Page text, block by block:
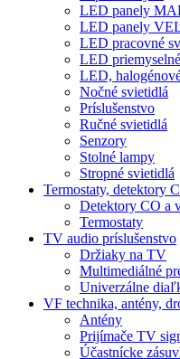
LED panely
LED panely
LED pracovné
LED
LED,
Nočné svietidlá
Príslušenstvo
Ručné svietidlá
Senzory
Stolné lampy
Stropné svietidlá
Termostaty, detektory
Detektory CO a
Termostaty
TV audio príslušenstvo
Držiaky na TV
Multimediálné
Univerzálne
VF technika, antény,
Antény
Prijímače TV
Účastnícke